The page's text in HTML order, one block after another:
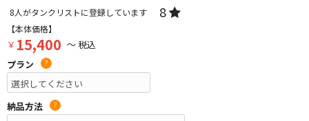
8人がタンクリストに登録しています 8
【本体価格】
￥ 15,400 ～ 税込
プラン
?
納品方法 ?